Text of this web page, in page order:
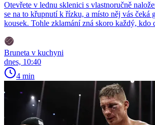
Otevřete v lednu sklenici s vlastnoručně
se na to křupnutí k řízku, a místo něj vás čeká
kousek. Tohle zklamání zná skoro každý, kdo
Bruneta v kuchyni
dnes, 10:40
4 min